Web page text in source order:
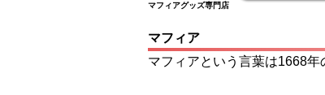
マフィアグッズ専門店
マフィア
マフィアという言葉は1668年